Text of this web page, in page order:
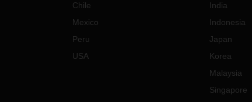
Chile
Mexico
Peru
USA
India
Indonesia
Japan
Korea
Malaysia
Singapore